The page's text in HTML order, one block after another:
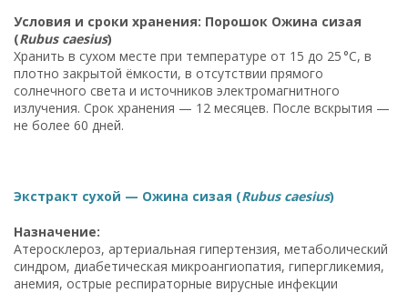
Условия и сроки хранения: Порошок Ожина сизая
(Rubus caesius)
Хранить в сухом месте при температуре от 15 до 25 °C, в
плотно закрытой ёмкости, в отсутствии прямого
солнечного света и источников электромагнитного
излучения. Срок хранения — 12 месяцев. После вскрытия —
не более 60 дней.
Экстракт сухой — Ожина сизая (Rubus caesius)
Назначение:
Атеросклероз, артериальная гипертензия, метаболический
синдром, диабетическая микроангиопатия, гипергликемия,
анемия, острые респираторные вирусные инфекции